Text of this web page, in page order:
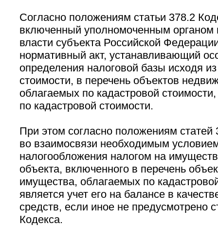
Согласно положениям статьи 378.2
включенный уполномоченным органом
власти субъекта Российской
нормативный акт, устанавливающий
определения налоговой базы исходя
стоимости, в перечень объектов
облагаемых по кадастровой
по кадастровой стоимости.
При этом согласно положениям статей
во взаимосвязи необходимым
налогообложения налогом на
объекта, включенного в перечень
имущества, облагаемых по
является учет его на балансе в
средств, если иное не предусмотрено
Кодекса.